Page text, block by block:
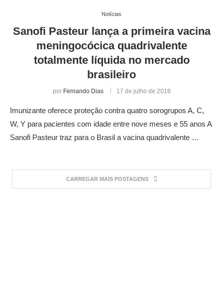
Notícias
Sanofi Pasteur lança a primeira vacina
meningocócica quadrivalente
totalmente líquida no mercado
brasileiro
por Fernando Dias 17 de julho de 2018
Imunizante oferece proteção contra quatro sorogrupos A, C,
W, Y para pacientes com idade entre nove meses e 55 anos A
Sanofi Pasteur traz para o Brasil a vacina quadrivalente …
CARREGAR MAIS POSTAGENS